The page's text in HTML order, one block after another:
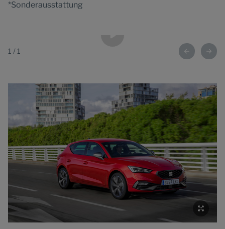
*Sonderausstattung
1 / 1